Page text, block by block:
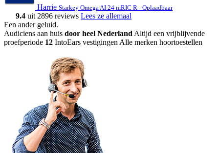
Harrie Starkey Omega AI 24 mRIC R - Oplaadbaar
9.4 uit 2896 reviews Lees ze allemaal
Een ander geluid.
Audiciens aan huis door heel Nederland Altijd een vrijblijvende
proefperiode 12 IntoEars vestigingen Alle merken hoortoestellen